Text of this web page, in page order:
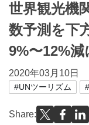
世界観光機
数予測を下
9%〜12%減
2020年03月10日
#UNツーリズム
Share: